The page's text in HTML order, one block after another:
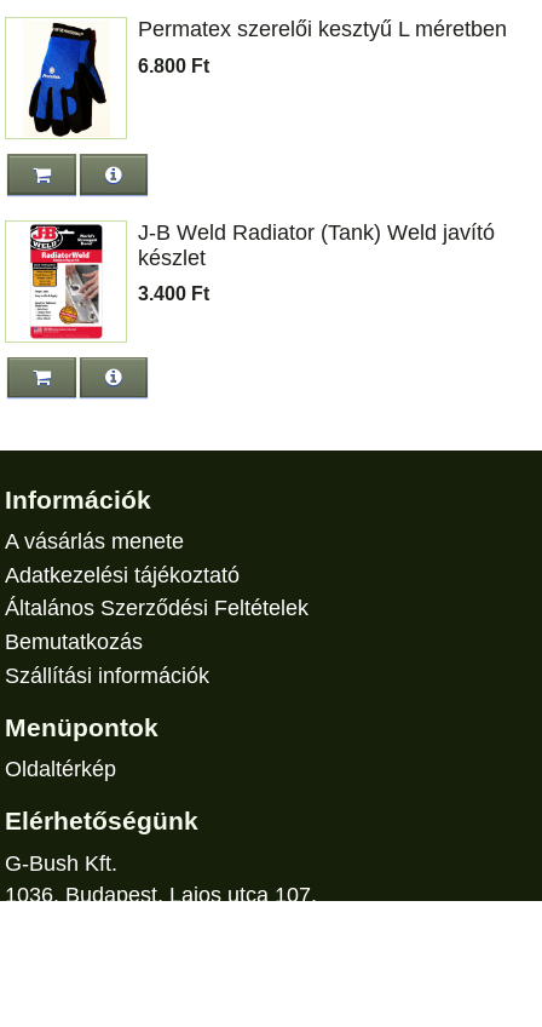
J-B Weld Plastic Weld gyurma 56 g.
6.800 Ft
B641 Bondlok csapágyrögzítő 10 ml.
2.800 Ft
Permatex szerelői kesztyű L méretben
6.800 Ft
J-B Weld Radiator (Tank) Weld javító
készlet
3.400 Ft
Információk
A vásárlás menete
Adatkezelési tájékoztató
Általános Szerződési Feltételek
Bemutatkozás
Szállítási információk
Menüpontok
Oldaltérkép
Elérhetőségünk
G-Bush Kft.
1036. Budapest, Lajos utca 107.